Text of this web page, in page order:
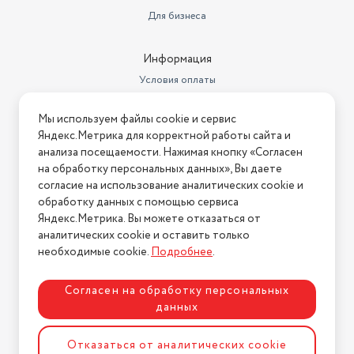
Для бизнеса
Информация
Условия оплаты
Условия возврата
Нашли ошибку на сайте? Напишите нам
2026 © Интернет-магазин "АстМаркет". У нас есть всё!
Политика конфиденциальности
Разработка сайтаASTDESIGN
Мы используем файлы cookie и сервис
Яндекс.Метрика для корректной работы сайта и
анализа посещаемости. Нажимая кнопку «Согласен
на обработку персональных данных», Вы даете
согласие на использование аналитических cookie и
обработку данных с помощью сервиса
Яндекс.Метрика. Вы можете отказаться от
аналитических cookie и оставить только
необходимые cookie.Подробнее.
Согласен на обработку персональных
данных
Отказаться от аналитических cookie